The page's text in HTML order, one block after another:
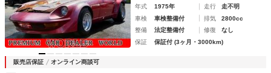
年式 1975年 走行
走不明
車検
車検整備付 排気
2800cc
整備
法定整備付 修復
なし
保証
保証付 (3ヶ月・3000km)
販売店保証 オンライン商談可